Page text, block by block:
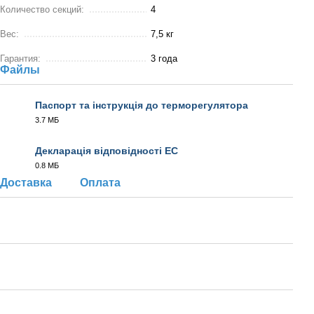
Количество секций: 4
Вес: 7,5 кг
Гарантия: 3 года
Файлы
Паспорт та інструкція до терморегулятора
3.7 МБ
Декларація відповідності EC
0.8 МБ
Доставка Оплата